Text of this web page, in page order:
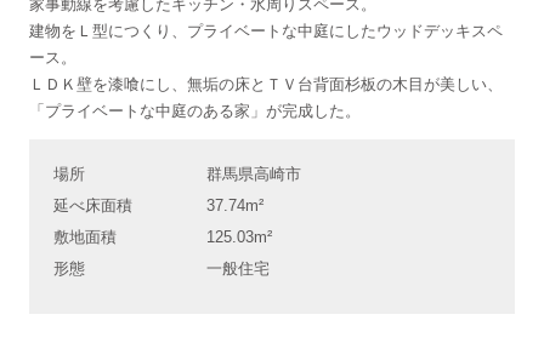
家事動線を考慮したキッチン・水周りスペース。
建物をＬ型につくり、プライベートな中庭にしたウッドデッキスペ
ース。
ＬＤＫ壁を漆喰にし、無垢の床とＴＶ台背面杉板の木目が美しい、
「プライベートな中庭のある家」が完成した。
場所
群馬県高崎市
延べ床面積
37.74m²
敷地面積
125.03m²
形態
一般住宅